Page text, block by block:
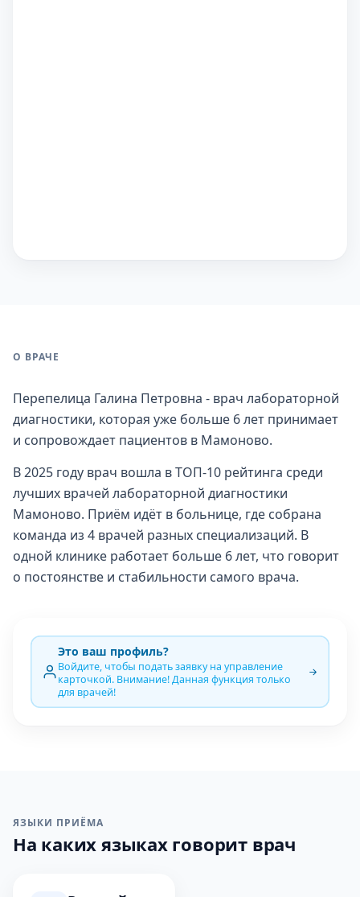
О ВРАЧЕ
Перепелица Галина Петровна - врач лабораторной
диагностики, которая уже больше 6 лет принимает
и сопровождает пациентов в Мамоново.
В 2025 году врач вошла в ТОП-10 рейтинга среди
лучших врачей лабораторной диагностики
Мамоново. Приём идёт в больнице, где собрана
команда из 4 врачей разных специализаций. В
одной клинике работает больше 6 лет, что говорит
о постоянстве и стабильности самого врача.
Это ваш профиль?
Войдите, чтобы подать заявку на управление
карточкой. Внимание! Данная функция только
для врачей!
ЯЗЫКИ ПРИЁМА
На каких языках говорит врач